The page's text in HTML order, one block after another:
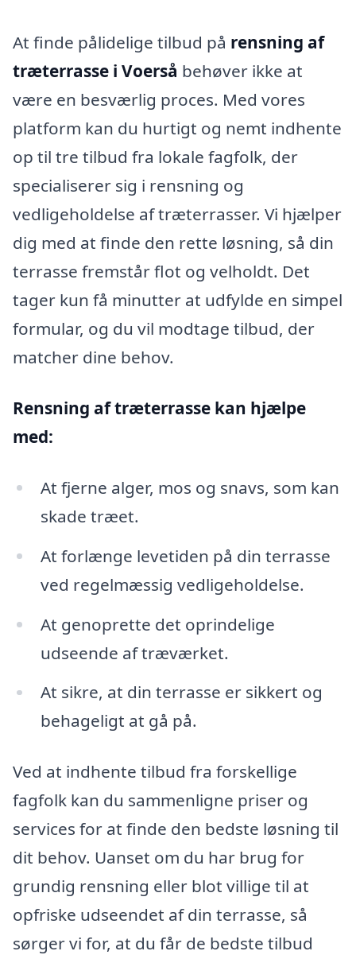
At finde pålidelige tilbud på rensning af
træterrasse i Voerså behøver ikke at
være en besværlig proces. Med vores
platform kan du hurtigt og nemt indhente
op til tre tilbud fra lokale fagfolk, der
specialiserer sig i rensning og
vedligeholdelse af træterrasser. Vi hjælper
dig med at finde den rette løsning, så din
terrasse fremstår flot og velholdt. Det
tager kun få minutter at udfylde en simpel
formular, og du vil modtage tilbud, der
matcher dine behov.
Rensning af træterrasse kan hjælpe
med:
At fjerne alger, mos og snavs, som kan
skade træet.
At forlænge levetiden på din terrasse
ved regelmæssig vedligeholdelse.
At genoprette det oprindelige
udseende af træværket.
At sikre, at din terrasse er sikkert og
behageligt at gå på.
Ved at indhente tilbud fra forskellige
fagfolk kan du sammenligne priser og
services for at finde den bedste løsning til
dit behov. Uanset om du har brug for
grundig rensning eller blot villige til at
opfriske udseendet af din terrasse, så
sørger vi for, at du får de bedste tilbud